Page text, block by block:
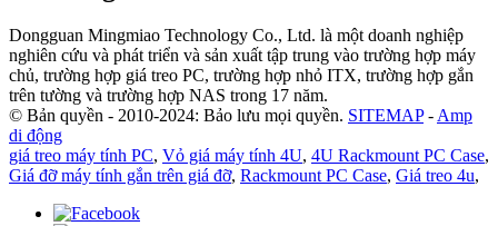
Dongguan Mingmiao Technology Co., Ltd. là một doanh nghiệp
nghiên cứu và phát triển và sản xuất tập trung vào trường hợp máy
chủ, trường hợp giá treo PC, trường hợp nhỏ ITX, trường hợp gắn
trên tường và trường hợp NAS trong 17 năm.
© Bản quyền - 2010-2024: Bảo lưu mọi quyền. SITEMAP- Amp
di động
giá treo máy tính PC, Vỏ giá máy tính 4U, 4U Rackmount PC Case,
Giá đỡ máy tính gắn trên giá đỡ, Rackmount PC Case, Giá treo 4u,